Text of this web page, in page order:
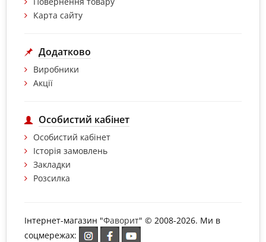
Карта сайту
Додатково
Виробники
Акції
Особистий кабінет
Особистий кабінет
Історія замовлень
Закладки
Розсилка
Інтернет-магазин "Фаворит" © 2008-2026. Ми в
соцмережах: